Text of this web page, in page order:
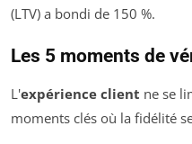
(LTV) a bondi de 150 %.
Les 5 moments de
L'expérience client ne se
moments clés où la fidélité